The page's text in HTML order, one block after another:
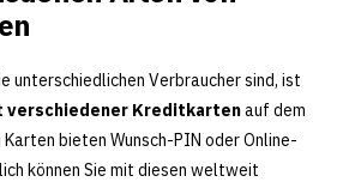
unterschiedlichen Verbraucher sind, ist
verschiedener Kreditkartenauf dem
bieten Wunsch-PIN oder Online-
können Sie mit diesen weltweit